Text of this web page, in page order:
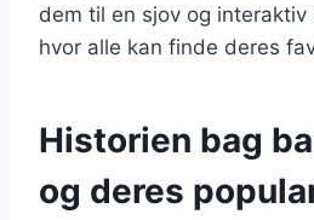
dem til en sjov og
hvor alle kan finde deres
Historien bag
og deres